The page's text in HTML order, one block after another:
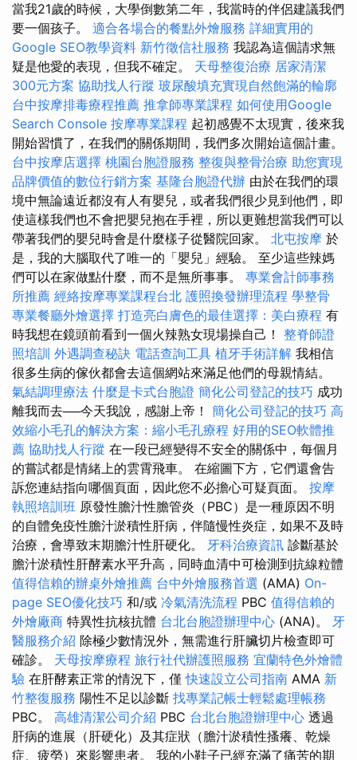
當我21歲的時候，大學倒數第二年，我當時的伴侶建議我們
要一個孩子。 適合各場合的餐點外燴服務 詳細實用的
Google SEO教學資料 新竹徵信社服務 我認為這個請求無
疑是他愛的表現，但我不確定。 天母整復治療 居家清潔
300元方案 協助找人行蹤 玻尿酸填充實現自然飽滿的輪廓
台中按摩排毒療程推薦 推拿師專業課程 如何使用Google
Search Console 按摩專業課程 起初感覺不太現實，後來我
開始習慣了，在我們的關係期間，我們多次開始這個計畫。
台中按摩店選擇 桃園台胞證服務 整復與整骨治療 助您實現
品牌價值的數位行銷方案 基隆台胞證代辦 由於在我們的環
境中無論遠近都沒有人有嬰兒，或者我們很少見到他們，即
使這樣我們也不會把嬰兒抱在手裡，所以更難想當我們可以
帶著我們的嬰兒時會是什麼樣子從醫院回家。 北屯按摩 於
是，我的大腦取代了唯一的「嬰兒」經驗。 至少這些辣媽
們可以在家做點什麼，而不是無所事事。 專業會計師事務
所推薦 經絡按摩專業課程台北 護照換發辦理流程 學整骨
專業餐廳外燴選擇 打造亮白膚色的最佳選擇：美白療程 有
時我想在鏡頭前看到一個火辣熟女現場操自己！ 整脊師證
照培訓 外遇調查秘訣 電話查詢工具 植牙手術詳解 我相信
很多生病的傢伙都會去這個網站來滿足他們的母親情結。
氣結調理療法 什麼是卡式台胞證 簡化公司登記的技巧 成功
離我而去──今天我說，感謝上帝！ 簡化公司登記的技巧 高
效縮小毛孔的解決方案：縮小毛孔療程 好用的SEO軟體推
薦 協助找人行蹤 在一段已經變得不安全的關係中，每個月
的嘗試都是情緒上的雲霄飛車。 在縮圖下方，它們還會告
訴您連結指向哪個頁面，因此您不必擔心可疑頁面。 按摩
執照培訓班 原發性膽汁性膽管炎（PBC）是一種原因不明
的自體免疫性膽汁淤積性肝病，伴隨慢性炎症，如果不及時
治療，會導致末期膽汁性肝硬化。 牙科治療資訊 診斷基於
膽汁淤積性肝酵素水平升高，同時血清中可檢測到抗線粒體
值得信賴的辦桌外燴推薦 台中外燴服務首選 (AMA) On-
page SEO優化技巧 和/或 冷氣清洗流程 PBC 值得信賴的
外燴廠商 特異性抗核抗體 台北台胞證辦理中心 (ANA)。 牙
醫服務介紹 除極少數情況外，無需進行肝臟切片檢查即可
確診。 天母按摩療程 旅行社代辦護照服務 宜蘭特色外燴體
驗 在肝酵素正常的情況下，僅快速設立公司指南 AMA 新
竹整復服務 陽性不足以診斷 找專業記帳士輕鬆處理帳務
PBC。 高雄清潔公司介紹 PBC 台北台胞證辦理中心 透過
肝病的進展（肝硬化）及其症狀（膽汁淤積性搔癢、乾燥
症、疲勞）來影響患者。 我的小鞋子已經充滿了痛苦的期